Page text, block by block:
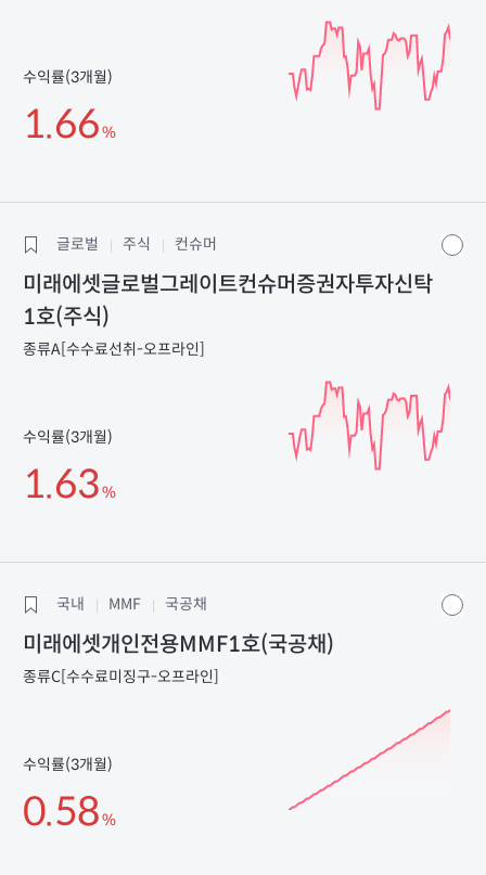
수익률(3개월)
1.66%
글로벌 주식 컨슈머
미래에셋글로벌그레이트컨슈머증권자투자신탁
1호(주식)
종류A[수수료선취-오프라인]
수익률(3개월)
1.63%
국내 MMF 국공채
미래에셋개인전용MMF1호(국공채)
종류C[수수료미징구-오프라인]
수익률(3개월)
0.58%